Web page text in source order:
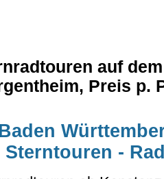
auf
Preis p.
-